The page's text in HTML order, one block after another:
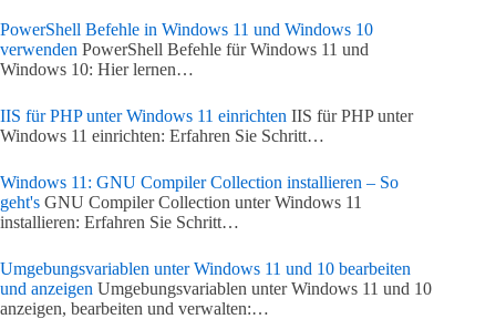
PowerShell Befehle in Windows 11 und Windows 10
verwenden PowerShell Befehle für Windows 11 und
Windows 10: Hier lernen…
IIS für PHP unter Windows 11 einrichten IIS für PHP unter
Windows 11 einrichten: Erfahren Sie Schritt…
Windows 11: GNU Compiler Collection installieren – So
geht's GNU Compiler Collection unter Windows 11
installieren: Erfahren Sie Schritt…
Umgebungsvariablen unter Windows 11 und 10 bearbeiten
und anzeigen Umgebungsvariablen unter Windows 11 und 10
anzeigen, bearbeiten und verwalten:…